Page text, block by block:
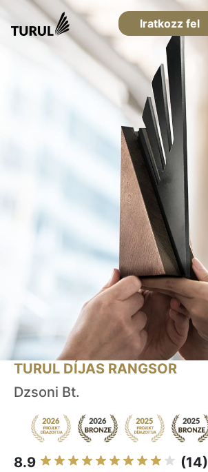
Iratkozz fel
TURUL DÍJAS RANGSOR
Dzsoni Bt.
8.9 (14)